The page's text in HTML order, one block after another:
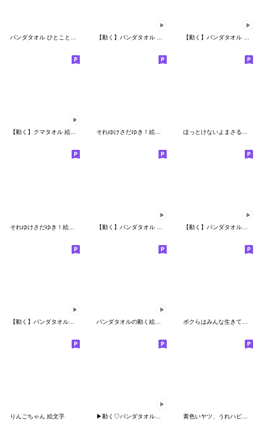
【動く】クマタオル 絵文字【毎日】 それゆけさだゆき！絵文字 ほっとけないよまさるくん 絵文字
【動く】パンダタオル【毎日使える】
りんごちゃん 絵文字 ▶︎動く♡パンダタオル【シンプル】 黄色いヤツ、うれハピ絵文字